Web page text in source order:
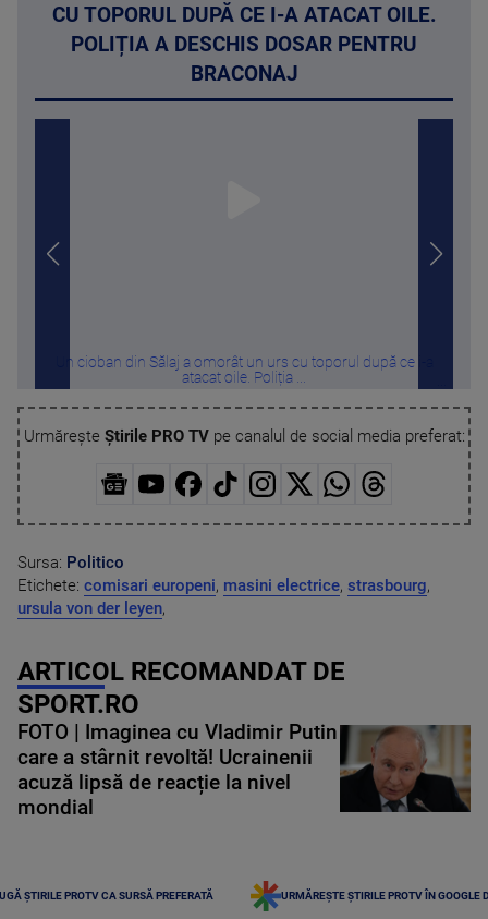
CU TOPORUL DUPĂ CE I-A ATACAT OILE.
POLIȚIA A DESCHIS DOSAR PENTRU
BRACONAJ
Un cioban din Sălaj a omorât un urs cu toporul după ce i-a
atacat oile. Poliția ...
Urmărește Știrile PRO TVpe canalul de social media preferat:
Sursa: Politico
Etichete: comisari europeni, masini electrice, strasbourg,
ursula von der leyen,
ARTICOL RECOMANDAT DE
SPORT.RO
FOTO | Imaginea cu Vladimir Putin
care a stârnit revoltă! Ucrainenii
acuză lipsă de reacție la nivel
mondial
ȘTIRILE PROTV CA SURSĂ PREFERATĂ URMĂREȘTE ȘTIRILE PROTV ÎN GOOGLE